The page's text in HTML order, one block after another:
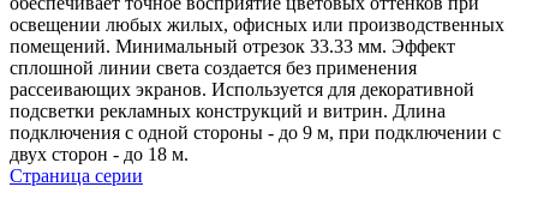
освещении любых жилых, офисных или производственных
помещений. Минимальный отрезок 33.33 мм. Эффект
сплошной линии света создается без применения
рассеивающих экранов. Используется для декоративной
подсветки рекламных конструкций и витрин. Длина
подключения с одной стороны - до 9 м, при подключении с
двух сторон - до 18 м.
Страница серии